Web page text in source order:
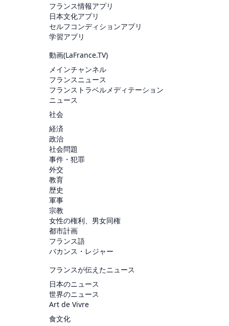
フランス情報アプリ
日本文化アプリ
セルフコンディションアプリ
学習アプリ
動画(LaFrance.TV)
メインチャンネル
フランスニュース
フランストラベルメディテーション
ニュース
社会
経済
政治
社会問題
事件・犯罪
外交
教育
歴史
軍事
宗教
女性の権利、男女同権
都市計画
フランス語
バカンス・レジャー
フランスが伝えたニュース
日本のニュース
世界のニュース
Art de Vivre
食文化